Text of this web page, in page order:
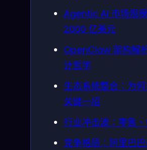
Agentic AI 市场规
2000 亿美元
OpenClaw 架构解
计哲学
生态系统整合：为
关键一招
行业冲击波：零售
竞争格局：阿里巴